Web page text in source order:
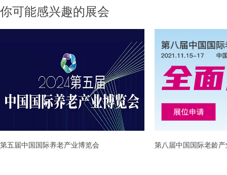
你可能感兴趣的展会
第五届中国国际养老产业博览会
第八届中国国际老龄